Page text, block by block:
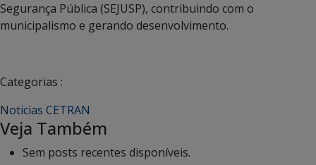
Segurança Pública (SEJUSP), contribuindo com o
municipalismo e gerando desenvolvimento.
Categorias :
Noticias CETRAN
Veja Também
Sem posts recentes disponíveis.